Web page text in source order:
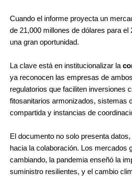
Cuando el informe proyecta un
de 21,000 millones de dólares para el
una gran oportunidad.
La clave está en institucionalizar la
ya reconocen las empresas de
regulatorios que faciliten inversiones
fitosanitarios armonizados, sistemas
compartida y instancias de
El documento no solo presenta
hacia la colaboración. Los mercados
cambiando, la pandemia enseñó la
suministro resilientes, y el cambio